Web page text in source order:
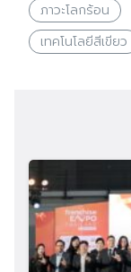
ภาวะโลกร้อน
เทคโนโลยีสีเขียว